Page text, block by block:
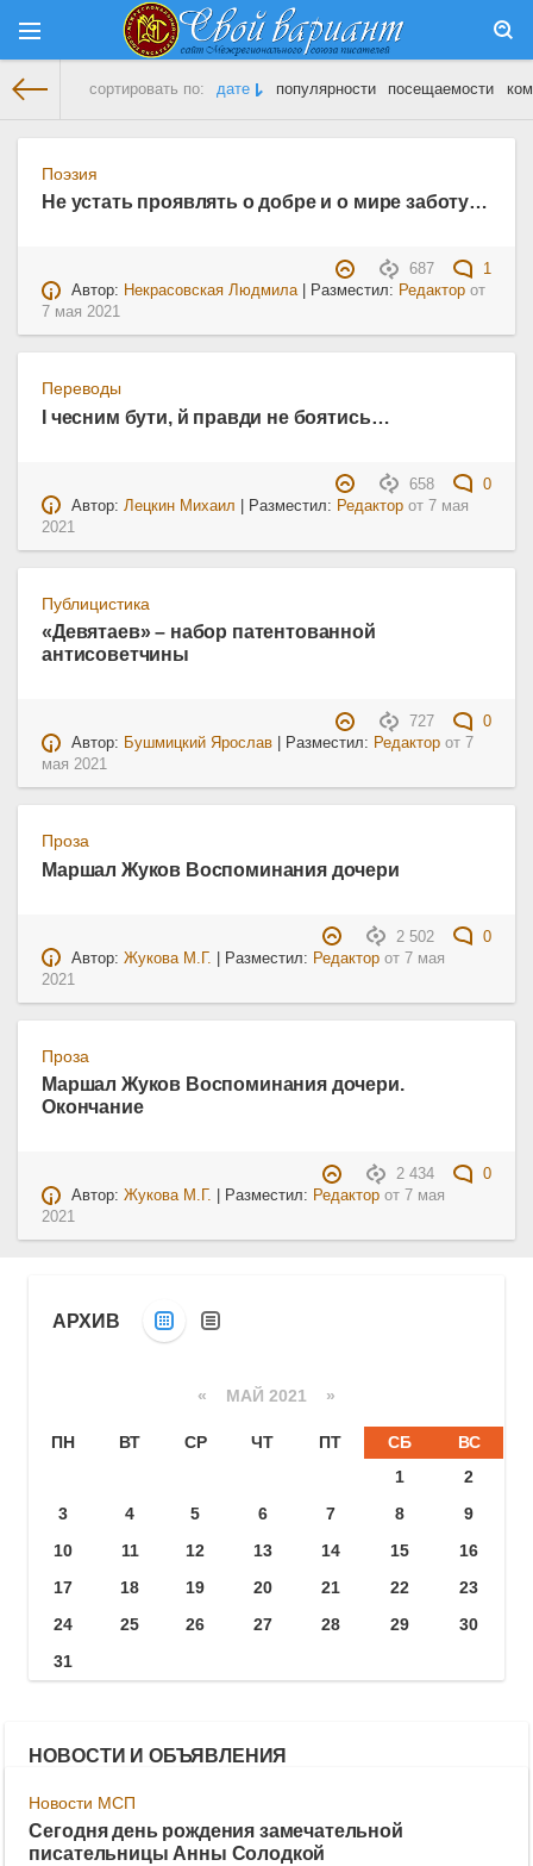
сортировать по: дате популярности посещаемости
Поэзия
Не устать проявлять о добре и о мире заботу…
687
1
Автор: Некрасовская Людмила| Разместил: Редактор от
7 мая 2021
Переводы
І чесним бути, й правди не боятись…
658
0
Автор:Лецкин Михаил | Разместил: Редактор от7 мая
2021
Публицистика
«Девятаев» – набор патентованной
антисоветчины
727
0
Автор: Бушмицкий Ярослав | Разместил: Редактор от 7
мая 2021
Проза
Маршал Жуков Воспоминания дочери
2 502
0
Автор:Жукова М.Г. | Разместил: Редактор от7 мая
2021
Проза
Маршал Жуков Воспоминания дочери.
Окончание
2 434
0
Автор:Жукова М.Г. | Разместил: Редактор от 7 мая
2021
АРХИВ
« МАЙ 2021 »
ПН ВТ СР ЧТ ПТ СБ
ВС
1
2
3
4 5 6 7 8
9
10
11 12 13 14 15
16
17
18 19 20 21 22
23
24
25 26 27 28 29
30
31
НОВОСТИ И ОБЪЯВЛЕНИЯ
Новости МСП
Сегодня день рождения замечательной
писательницы Анны Солодкой